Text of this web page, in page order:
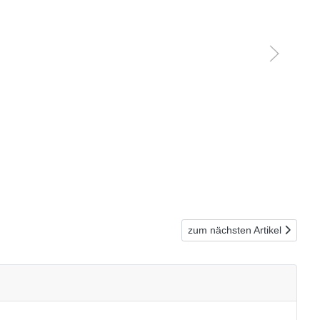
Nächster Beitrag:
zum nächsten Artikel